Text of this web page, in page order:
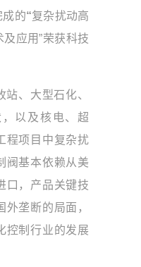
成的“复杂扰动高
应用”荣获科技
站、大型石化、
以及核电、超
程项目中复杂扰
阀基本依赖从美
口，产品关键技
垄断的局面，
控制行业的发展